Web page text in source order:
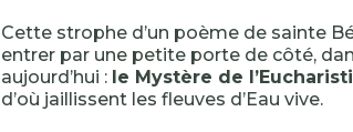
Cette strophe d’un poème de sainte
entrer par une petite porte de côté,
aujourd’hui : le Mystère de
d’où jaillissent les fleuves d’Eau vive.